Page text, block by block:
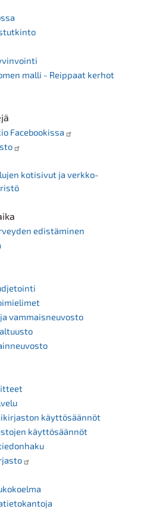
malli - Reippaat kerhot
Facebookissa
kotisivut ja verkko-
edistäminen
vammaisneuvosto
käyttösäännöt
käyttösäännöt